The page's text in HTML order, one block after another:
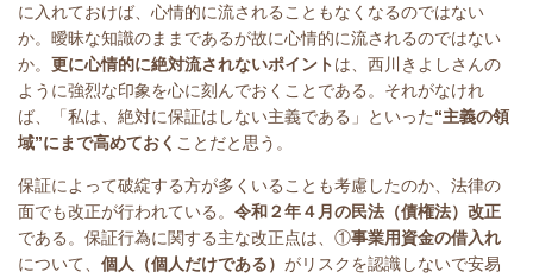
に入れておけば、心情的に流されることもなくなるのではない
か。曖昧な知識のままであるが故に心情的に流されるのではない
か。 更に心情的に絶対流されないポイントは、西川きよしさんの
ように強烈な印象を心に刻んでおくことである。それがなけれ
ば、「私は、絶対に保証はしない主義である」といった“主義の領
域”にまで高めておく ことだと思う。
保証によって破綻する方が多くいることも考慮したのか、法律の
面でも改正が行われている。 令和２年４月の民法（債権法）改正
である。保証行為に関する主な改正点は、①事業用資金の借入れ
について、 個人（個人だけである） がリスクを認識しないで安易